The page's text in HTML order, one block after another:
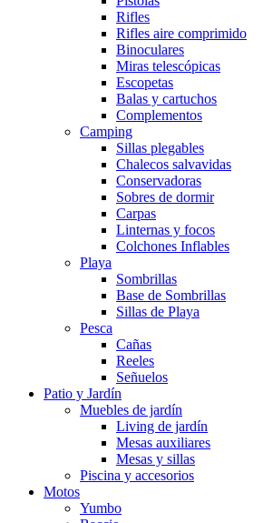
Rifles
Rifles aire comprimido
Binoculares
Miras telescópicas
Escopetas
Balas y cartuchos
Complementos
Camping
Sillas plegables
Chalecos salvavidas
Conservadoras
Sobres de dormir
Carpas
Linternas y focos
Colchones Inflables
Playa
Sombrillas
Base de Sombrillas
Sillas de Playa
Pesca
Cañas
Reeles
Señuelos
Patio y Jardín
Muebles de jardín
Living de jardín
Mesas auxiliares
Mesas y sillas
Piscina y accesorios
Motos
Yumbo